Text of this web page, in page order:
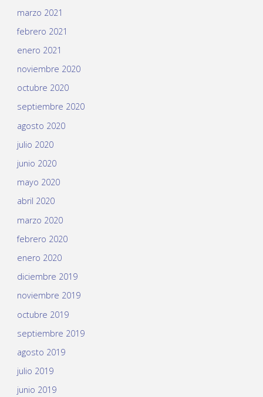
marzo 2021
febrero 2021
enero 2021
noviembre 2020
octubre 2020
septiembre 2020
agosto 2020
julio 2020
junio 2020
mayo 2020
abril 2020
marzo 2020
febrero 2020
enero 2020
diciembre 2019
noviembre 2019
octubre 2019
septiembre 2019
agosto 2019
julio 2019
junio 2019